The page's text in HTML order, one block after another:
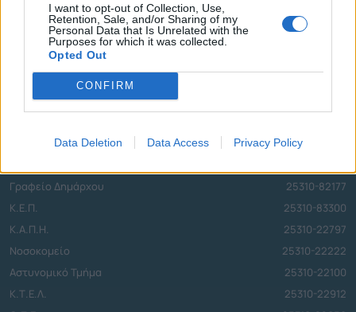
I want to opt-out of Collection, Use,
Retention, Sale, and/or Sharing of my
Personal Data that Is Unrelated with the
Purposes for which it was collected.
Opted Out
CONFIRM
Data Deletion Data Access Privacy Policy
στην εφαρμογή του Δήμου Κομοτηνής
https://komotini.page.link/getApp
Τηλεφωνικό Κέντρο
Τηλεφωνικό Κέντρο
25313-52400
Γραφείο Δημάρχου
25310-82177
Κ.Ε.Π.
25310-83300
Κ.Α.Π.Η.
25310-22797
Νοσοκομείο
25310-22222
Αστυνομικό Τμήμα
25310-22100
Κ.Τ.Ε.Λ.
25310-22912